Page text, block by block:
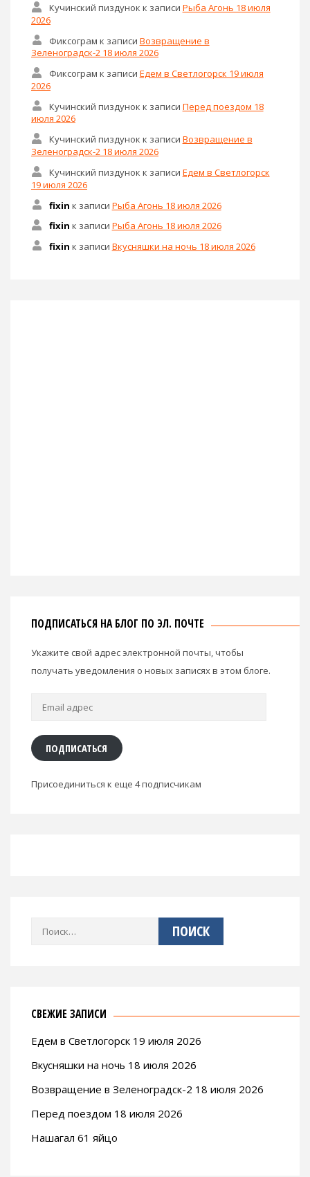
Кучинский пиздунок к записи Рыба Агонь 18 июля
2026
Фиксограм к записи Возвращение в
Зеленоградск-2 18 июля 2026
Фиксограм к записи Едем в Светлогорск 19 июля
2026
Кучинский пиздунок к записи Перед поездом 18
июля 2026
Кучинский пиздунок к записи Возвращение в
Зеленоградск-2 18 июля 2026
Кучинский пиздунок к записи Едем в Светлогорск
19 июля 2026
fixin к записи Рыба Агонь 18 июля 2026
fixin к записи Рыба Агонь 18 июля 2026
fixin к записи Вкусняшки на ночь 18 июля 2026
ПОДПИСАТЬСЯ НА БЛОГ ПО ЭЛ. ПОЧТЕ
Укажите свой адрес электронной почты, чтобы
получать уведомления о новых записях в этом блоге.
Email
ПОДПИСАТЬСЯ
Присоединиться к еще 4 подписчикам
Найти:
СВЕЖИЕ ЗАПИСИ
Едем в Светлогорск 19 июля 2026
Вкусняшки на ночь 18 июля 2026
Возвращение в Зеленоградск-2 18 июля 2026
Перед поездом 18 июля 2026
Нашагал 61 яйцо